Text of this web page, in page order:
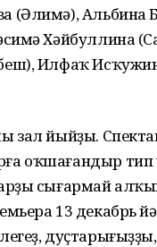
(Әлимә), Альбина
Хәйбуллина
Илфаҡ
зал йыйҙы.
оҡшағандыр
сығармай
13 декабрь
дуҫтарығыҙҙы,